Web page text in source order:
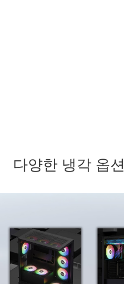
다양한 냉각 옵션